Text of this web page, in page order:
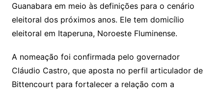
Guanabara em meio às definições para o cenário
eleitoral dos próximos anos. Ele tem domicílio
eleitoral em Itaperuna, Noroeste Fluminense.
A nomeação foi confirmada pelo governador
Cláudio Castro, que aposta no perfil articulador de
Bittencourt para fortalecer a relação com a